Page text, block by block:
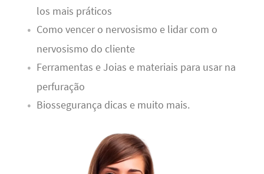
los mais práticos
Como vencer o nervosismo e lidar com o
nervosismo do cliente
Ferramentas e Joias e materiais para usar na
perfuração
Biossegurança dicas e muito mais.